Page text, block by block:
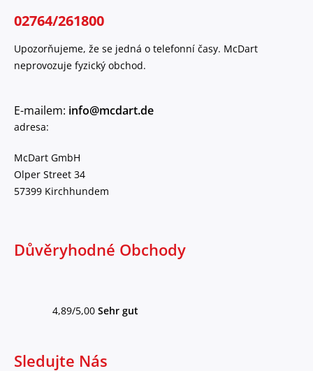
02764/261800
Upozorňujeme, že se jedná o telefonní časy. McDart
neprovozuje fyzický obchod.
E-mailem: info@mcdart.de
adresa:
McDart GmbH
Olper Street 34
57399 Kirchhundem
Důvěryhodné Obchody
4,89/5,00 Sehr gut
Sledujte Nás